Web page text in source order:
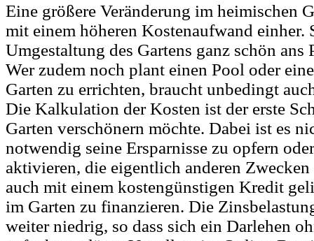
Eine größere Veränderung im heimischen
mit einem höheren Kostenaufwand einher.
Umgestaltung des Gartens ganz schön ans
Wer zudem noch plant einen Pool oder
Garten zu errichten, braucht unbedingt
Die Kalkulation der Kosten ist der erste
Garten verschönern möchte. Dabei ist es
notwendig seine Ersparnisse zu opfern
aktivieren, die eigentlich anderen
auch mit einem kostengünstigen Kredit
im Garten zu finanzieren. Die
weiter niedrig, so dass sich ein Darlehen